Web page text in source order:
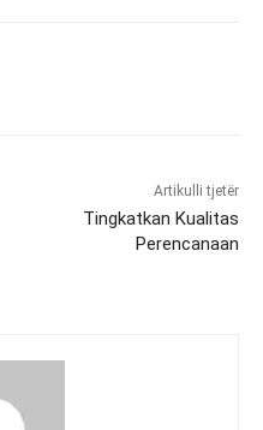
Artikulli tjetër
Tingkatkan Kualitas
Perencanaan